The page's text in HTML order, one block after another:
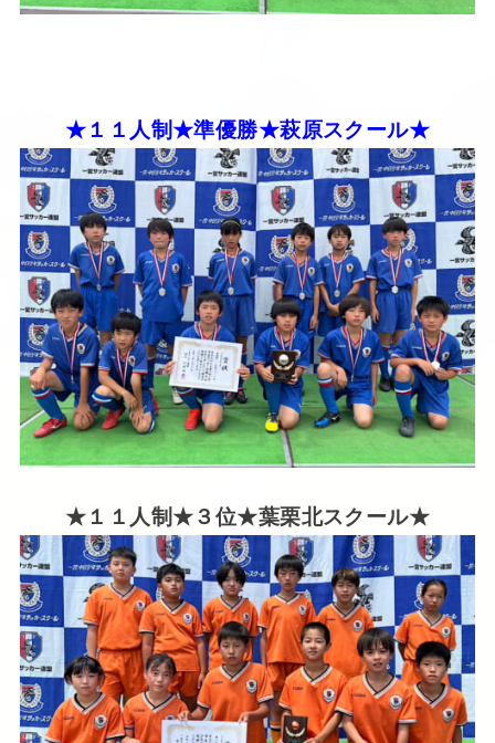
★１１人制★準優勝★萩原スクール★
★１１人制★３位★葉栗北スクール★